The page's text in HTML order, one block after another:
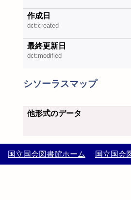
作成日
dct:created
最終更新日
dct:modified
シソーラスマップ
他形式のデータ
国立国会図書館ホーム 国立国会